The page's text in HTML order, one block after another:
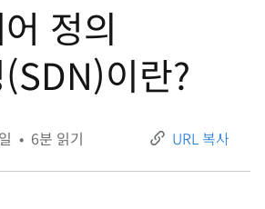
정의
이란?
• 6분 읽기 URL 복사